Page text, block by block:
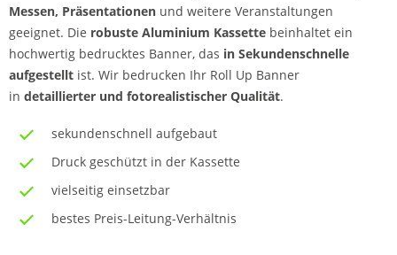
Messen, Präsentationen und weitere Veranstaltungen
geeignet. Die robuste Aluminium Kassette beinhaltet ein
hochwertig bedrucktes Banner, das in Sekundenschnelle
aufgestellt ist. Wir bedrucken Ihr Roll Up Banner
in detaillierter und fotorealistischer Qualität.
sekundenschnell aufgebaut
Druck geschützt in der Kassette
vielseitig einsetzbar
bestes Preis-Leitung-Verhältnis